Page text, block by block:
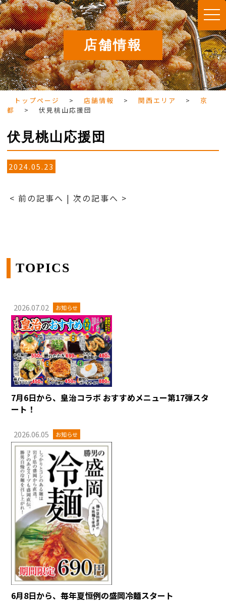
店舗情報
トップページ > 店舗情報 > 関西エリア >
京
都
> 伏見桃山応援団
伏見桃山応援団
2024.05.23
< 前の記事へ | 次の記事へ >
TOPICS
2026.07.02 お知らせ
7月6日から、皇治コラボ おすすめメニュー第17弾スタ
ート！
2026.06.05 お知らせ
6月8日から、毎年夏恒例の盛岡冷麺スタート